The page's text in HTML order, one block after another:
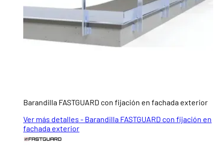
Barandilla FASTGUARD con fijación en fachada exterior
Ver más detalles - Barandilla FASTGUARD con fijación en
fachada exterior